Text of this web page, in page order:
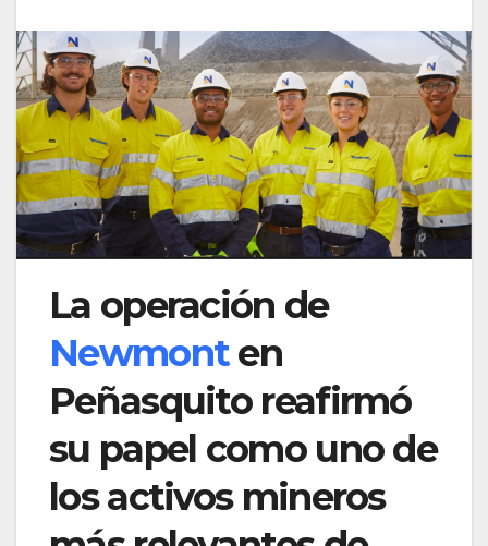
La operación de
Newmonten
Peñasquito reafirmó
su papel como uno de
los activos mineros